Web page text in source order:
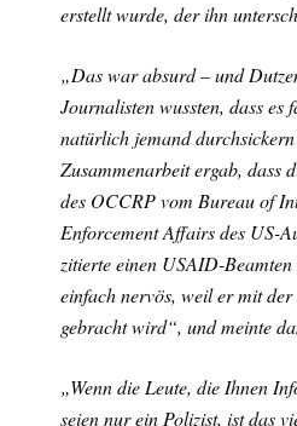
erstellt wurde, der ihn
„Das war absurd – und
Journalisten wussten, dass es
natürlich jemand
Zusammenarbeit ergab, dass
des OCCRP vom Bureau of
Enforcement Affairs des US-
zitierte einen USAID-
einfach nervös, weil er mit
gebracht wird“, und meinte
„Wenn die Leute, die Ihnen
seien nur ein Polizist, ist das